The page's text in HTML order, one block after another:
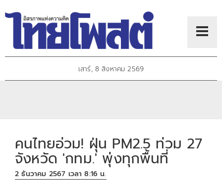
เสาร์, 8 สิงหาคม 2569
คนไทยอ่วม! ฝุ่น PM2.5 ท่วม 27
จังหวัด 'กทม.' พุ่งทุกพื้นที่
2 ธันวาคม 2567 เวลา 8:16 น.